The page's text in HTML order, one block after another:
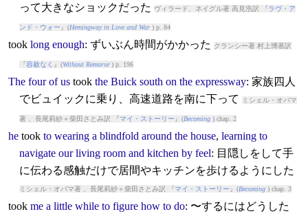
って大きなショックだった
ヴィラード、ネイグル著 高見浩訳 『ラヴ・ア
ンド・ウォー 』(Hemingway in Love and War) p. 84
took long enough: ずいぶん時間がかかった クランシー著 村上博基訳
『容赦なく 』(Without Remorse) p. 196
The four of us took the Buick south on the expressway: 家族四人
でビュイックに乗り、高速道路を南に下って
ミシェル・オバマ
著 、長尾莉紗＋柴田さとみ訳 『マイ・ストーリー 』(Becoming) chap. 2
he took to wearing a blindfold around the house, learning to
navigate our living room and kitchen by feel: 目隠しをして手
に伝わる感触だけで居間やキッチンを歩けるようにした
ミシェル・オバマ著 、長尾莉紗＋柴田さとみ訳 『マイ・ストーリー 』(Becoming) chap. 3
took me a little while to figure how to do: 〜するにはどうした